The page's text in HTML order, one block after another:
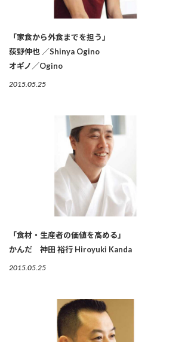
「家食から外食までを担う」
荻野伸也 ／Shinya Ogino
オギノ／Ogino
2015.05.25
「食材・生産者の価値を高める」
かんだ 神田 裕行 Hiroyuki Kanda
2015.05.25